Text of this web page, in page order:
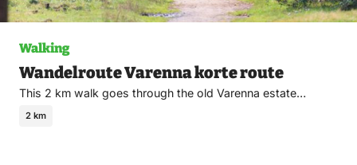
Walking
Wandelroute Varenna korte route
This 2 km walk goes through the old Varenna estate…
2 km